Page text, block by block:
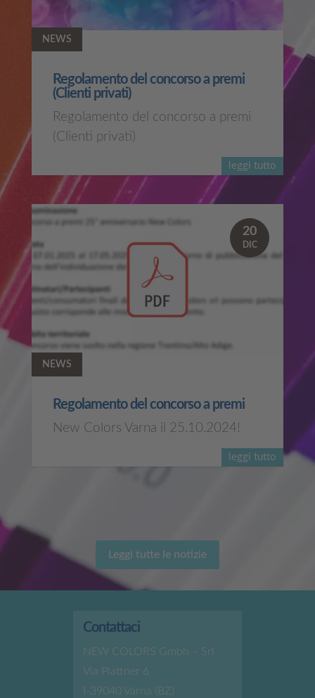
leggi tutto
Regolamento del concorso a premi
(Clienti privati)
NEWS
Regolamento del concorso a premi
(Clienti privati)
leggi tutto
Regolamento del concorso a premi
NEWS
New Colors Varna il 25.10.2024!
20
DIC
Leggi tutte le notizie
Contattaci
NEW COLORS Gmbh – Srl
Via Plattner 6
I-39040 Varna (BZ)